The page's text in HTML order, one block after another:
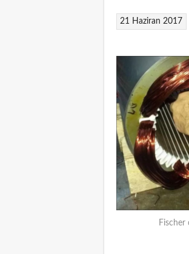
21 Haziran 2017
Fischer